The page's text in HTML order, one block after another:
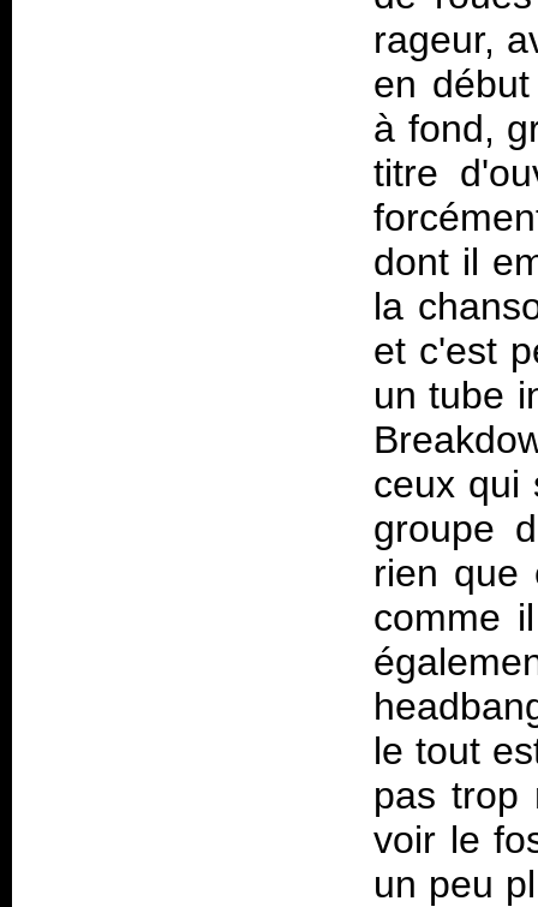
rageur,
en
à fond,
titre
dont il
la
et c'est
un tube
ceux qui
groupe
rien que
comme
le tout
pas trop
voir le
un peu